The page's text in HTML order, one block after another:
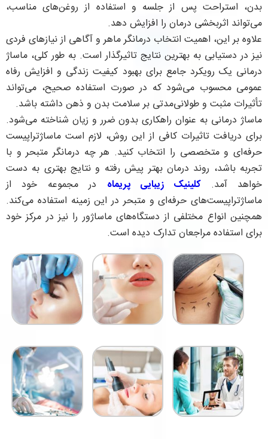
بدن، استراحت پس از جلسه و استفاده از روغن‌های مناسب،
می‌تواند اثربخشی درمان را افزایش دهد.
علاوه بر این، اهمیت انتخاب درمانگر ماهر و آگاهی از نیازهای فردی
نیز در دستیابی به بهترین نتایج تاثیرگذار است. به طور کلی، ماساژ
درمانی یک رویکرد جامع برای بهبود کیفیت زندگی و افزایش رفاه
عمومی محسوب می‌شود که در صورت استفاده صحیح، می‌تواند
تأثیرات مثبت و طولانی‌مدتی بر سلامت بدن و ذهن داشته باشد.
ماساژ درمانی به عنوان راهکاری بدون ضرر و زیان شناخته می‌شود.
برای دریافت تاثیرات کافی از این روش، لازم است ماساژتراپیست
حرفه‌ای و متخصصی را انتخاب کنید. هر چه درمانگر متبحر و با
تجربه باشد، روند درمان بهتر پیش رفته و نتایج بهتری به دست
خواهد آمد.کلینیک زیبایی پریماه در مجموعه خود از
ماساژتراپیست‌های حرفه‌ای و متبحر در این زمینه استفاده می‌کند.
همچنین انواع مختلفی از دستگاه‌های ماساژور را نیز در مرکز خود
برای استفاده مراجعان تدارک دیده است.